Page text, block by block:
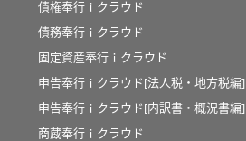
債権奉行ｉクラウド
債務奉行ｉクラウド
固定資産奉行ｉクラウド
申告奉行ｉクラウド[法人税・地方税編]
申告奉行ｉクラウド[内訳書・概況書編]
商蔵奉行ｉクラウド